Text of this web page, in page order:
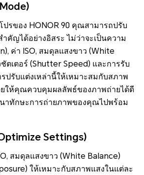
ปรของ HONOR 90 คุณสามารถปรับ
ำคัญได้อย่างอิสระ ไม่ว่าจะเป็นความ
ค่า ISO, สมดุลแสงขาว (White
ชัตเตอร์ (Shutter Speed) และการรับ
ปรับแต่งเหล่านี้ให้เหมาะสมกับสภาพ
ยให้คุณควบคุมผลลัพธ์ของภาพถ่ายได้ดี
าทักษะการถ่ายภาพของคุณไปพร้อม
Settings)
สมดุลแสงขาว (White Balance)
ให้เหมาะกับสภาพแสงในแต่ละ